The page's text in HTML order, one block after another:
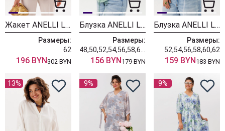
Жакет ANELLI LAUREL 1814 кофейная гвоздика
Размеры:
62
196 BYN302 BYN
Блузка ANELLI LAUREL 1861 мятный лепесток
Размеры:
156 BYN179 BYN
Блузка ANELLI LAUREL 1884 гинкого билоба
Размеры:
52,54,56,58,60,62
159 BYN183 BYN
13% 9% 9%